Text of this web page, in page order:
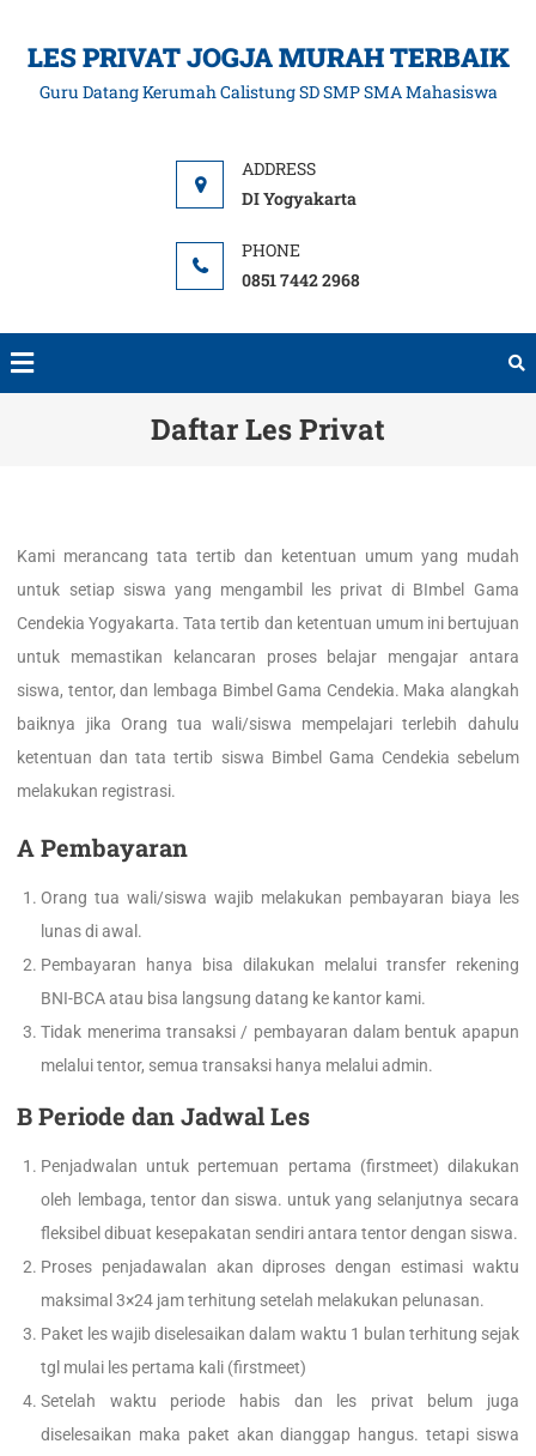
LES PRIVAT JOGJA MURAH TERBAIK
Guru Datang Kerumah Calistung SD SMP SMA Mahasiswa
DI Yogyakarta
0851 7442 2968
Daftar Les Privat
Kami merancang tata tertib dan ketentuan umum yang mudah
untuk setiap siswa yang mengambil les privat di BImbel Gama
Cendekia Yogyakarta. Tata tertib dan ketentuan umum ini bertujuan
untuk memastikan kelancaran proses belajar mengajar antara
siswa, tentor, dan lembaga Bimbel Gama Cendekia. Maka alangkah
baiknya jika Orang tua wali/siswa mempelajari terlebih dahulu
ketentuan dan tata tertib siswa Bimbel Gama Cendekia sebelum
melakukan registrasi.
A Pembayaran
Orang tua wali/siswa wajib melakukan pembayaran biaya les
lunas di awal.
Pembayaran hanya bisa dilakukan melalui transfer rekening
BNI-BCA atau bisa langsung datang ke kantor kami.
Tidak menerima transaksi / pembayaran dalam bentuk apapun
melalui tentor, semua transaksi hanya melalui admin.
B Periode dan Jadwal Les
Penjadwalan untuk pertemuan pertama (firstmeet) dilakukan
oleh lembaga, tentor dan siswa. untuk yang selanjutnya secara
fleksibel dibuat kesepakatan sendiri antara tentor dengan siswa.
Proses penjadawalan akan diproses dengan estimasi waktu
maksimal 3×24 jam terhitung setelah melakukan pelunasan.
Paket les wajib diselesaikan dalam waktu 1 bulan terhitung sejak
tgl mulai les pertama kali (firstmeet)
Setelah waktu periode habis dan les privat belum juga
diselesaikan maka paket akan dianggap hangus. tetapi siswa